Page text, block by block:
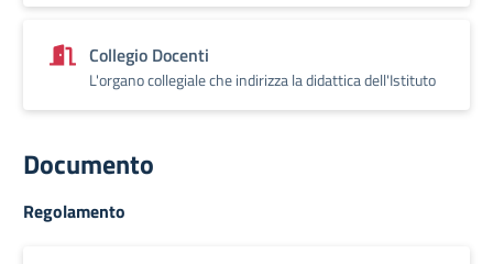
Collegio Docenti
L'organo collegiale che indirizza la didattica dell'Istituto
Documento
Regolamento